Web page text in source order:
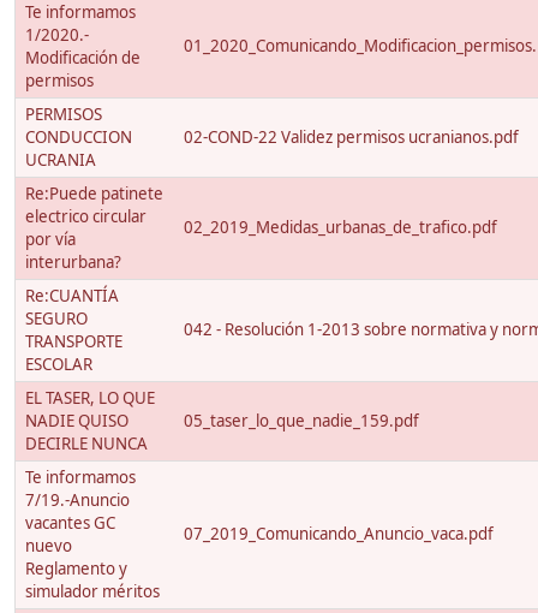
Te informamos
1/2020.-
Modificación de
permisos
PERMISOS
CONDUCCION
UCRANIA
02-COND-22 Validez permisos ucranianos.pdf
Re:Puede patinete
electrico circular
por vía
interurbana?
02_2019_Medidas_urbanas_de_trafico.pdf
Re:CUANTÍA
SEGURO
TRANSPORTE
ESCOLAR
042 - Resolución 1-2013 sobre normativa y
EL TASER, LO QUE
NADIE QUISO
DECIRLE NUNCA
05_taser_lo_que_nadie_159.pdf
Te informamos
7/19.-Anuncio
vacantes GC
nuevo
Reglamento y
simulador méritos
07_2019_Comunicando_Anuncio_vaca.pdf